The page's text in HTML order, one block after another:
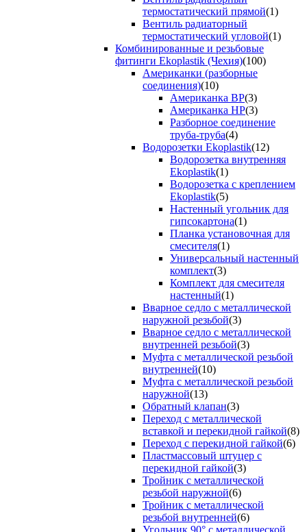
термостатический прямой(1)
Вентиль радиаторный
термостатический угловой(1)
Комбинированные и резьбовые
фитинги Ekoplastik (Чехия)(100)
Американки (разборные
соединения)(10)
Американка ВР(3)
Американка НР(3)
Разборное соединение
труба-труба(4)
Водорозетки Ekoplastik(12)
Водорозетка внутренняя
Ekoplastik(1)
Водорозетка с креплением
Ekoplastik(5)
Настенный угольник для
гипсокартона(1)
Планка установочная для
смесителя(1)
Универсальный настенный
комплект(3)
Комплект для смесителя
настенный(1)
Вварное седло с металлической
наружной резьбой(3)
Вварное седло с металлической
внутренней резьбой(3)
Муфта с металлической резьбой
внутренней(10)
Муфта с металлической резьбой
наружной(13)
Обратный клапан(3)
Переход с металлической
вставкой и перекидной гайкой(8)
Переход с перекидной гайкой(6)
Пластмассовый штуцер с
перекидной гайкой(3)
Тройник с металлической
резьбой наружной(6)
Тройник с металлической
резьбой внутренней(6)
Угольник 90° с металлической